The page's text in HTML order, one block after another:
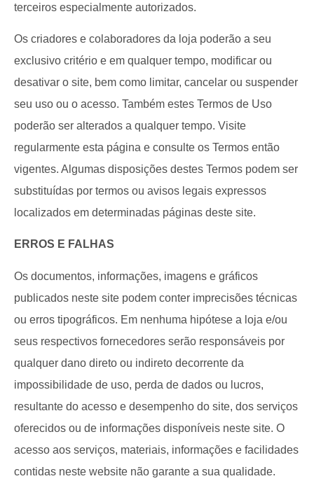
terceiros especialmente autorizados.
Os criadores e colaboradores da loja poderão a seu
exclusivo critério e em qualquer tempo, modificar ou
desativar o site, bem como limitar, cancelar ou suspender
seu uso ou o acesso. Também estes Termos de Uso
poderão ser alterados a qualquer tempo. Visite
regularmente esta página e consulte os Termos então
vigentes. Algumas disposições destes Termos podem ser
substituídas por termos ou avisos legais expressos
localizados em determinadas páginas deste site.
ERROS E FALHAS
Os documentos, informações, imagens e gráficos
publicados neste site podem conter imprecisões técnicas
ou erros tipográficos. Em nenhuma hipótese a loja e/ou
seus respectivos fornecedores serão responsáveis por
qualquer dano direto ou indireto decorrente da
impossibilidade de uso, perda de dados ou lucros,
resultante do acesso e desempenho do site, dos serviços
oferecidos ou de informações disponíveis neste site. O
acesso aos serviços, materiais, informações e facilidades
contidas neste website não garante a sua qualidade.